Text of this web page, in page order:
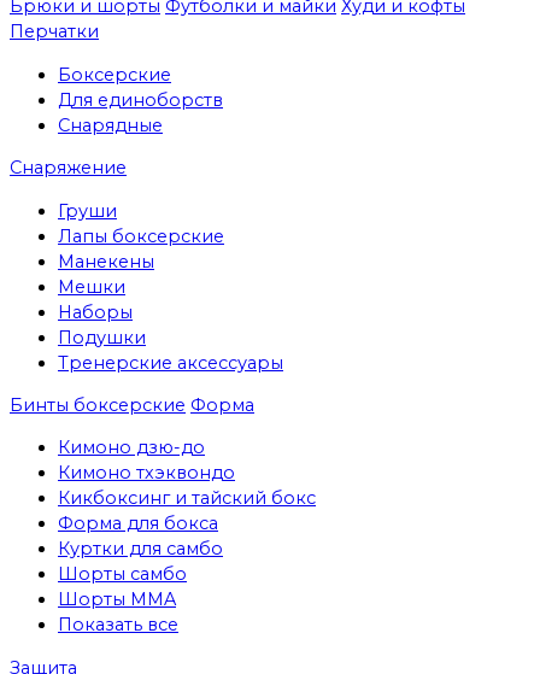
Брюки и шорты Футболки и майки Худи и кофты
Перчатки
Боксерские
Для единоборств
Снарядные
Снаряжение
Груши
Лапы боксерские
Манекены
Мешки
Наборы
Подушки
Тренерские аксессуары
Бинты боксерские Форма
Кимоно дзю-до
Кимоно тхэквондо
Кикбоксинг и тайский бокс
Форма для бокса
Куртки для самбо
Шорты самбо
Шорты MMA
Показать все
Защита